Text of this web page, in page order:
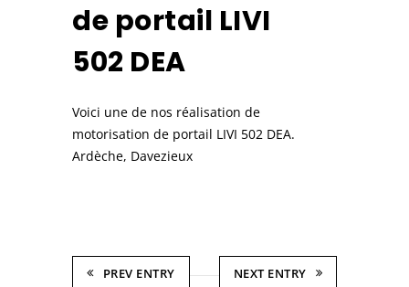
de portail LIVI
502 DEA
Voici une de nos réalisation de
motorisation de portail LIVI 502 DEA.
Ardèche, Davezieux
PREV ENTRY NEXT ENTRY